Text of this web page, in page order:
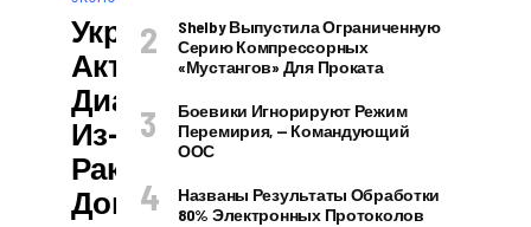
Украина
Активизирует
Диалог С НАТО
Из-За Смерти
Ракетного
Договора
Shelby Выпустила Ограниченную
Серию Компрессорных
«Мустангов» Для Проката
Боевики Игнорируют Режим
Перемирия, — Командующий
ООС
Названы Результаты Обработки
80% Электронных Протоколов